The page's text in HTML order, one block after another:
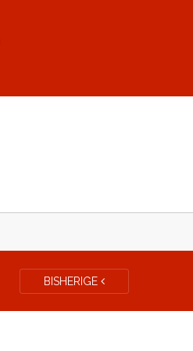
BISHERIGE